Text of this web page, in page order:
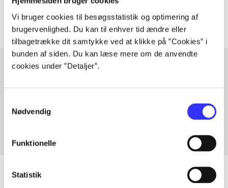
Vi bruger cookies til besøgsstatistik og optimering af
brugervenlighed. Du kan til enhver tid ændre eller
tilbagetrække dit samtykke ved at klikke på ”Cookies” i
bunden af siden. Du kan læse mere om de anvendte
cookies under ”Detaljer”.
Nødvendig
Funktionelle
Statistik